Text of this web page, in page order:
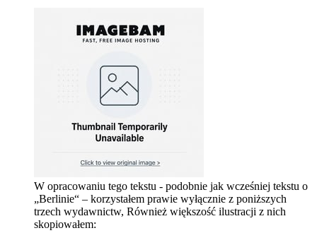
W opracowaniu tego tekstu - podobnie jak wcześniej tekstu o
„Berlinie“ – korzystałem prawie wyłącznie z poniższych
trzech wydawnictw, Również większość ilustracji z nich
skopiowałem: